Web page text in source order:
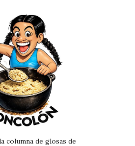
columna de glosas de